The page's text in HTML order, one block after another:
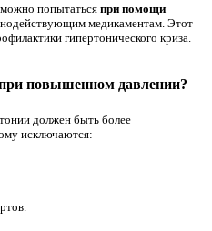
попытаться при помощи
медикаментам. Этот
гипертонического криза.
повышенном давлении?
должен быть более
исключаются: